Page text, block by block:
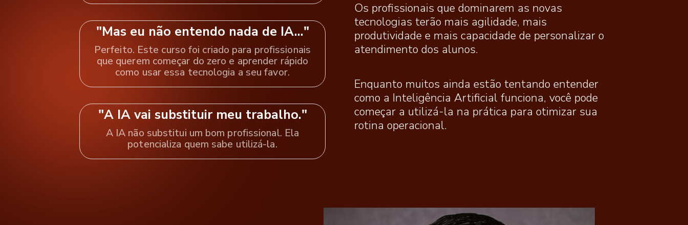
"Mas eu não entendo nada de IA..."​
Perfeito. Este curso foi criado para profissionais
que querem começar do zero e aprender rápido
como usar essa tecnologia a seu favor.
"A IA vai substituir meu trabalho."​
A IA não substitui um bom profissional. Ela
potencializa quem sabe utilizá-la.
Os profissionais que dominarem as novas
tecnologias terão mais agilidade, mais
produtividade e mais capacidade de personalizar o
atendimento dos alunos.
Enquanto muitos ainda estão tentando entender
como a Inteligência Artificial funciona, você pode
começar a utilizá-la na prática para otimizar sua
rotina operacional.